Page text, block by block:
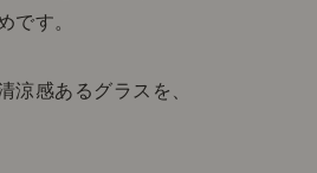
です。
涼感あるグラスを、